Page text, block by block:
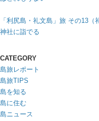
「利尻島・礼文島」旅 その13
神社に詣でる
CATEGORY
島旅レポート
島旅TIPS
島を知る
島に住む
島ニュース